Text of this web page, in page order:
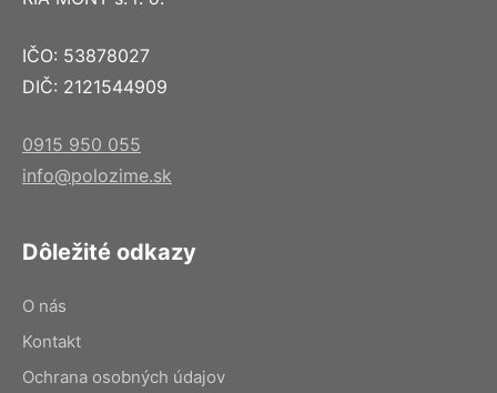
IČO: 53878027
DIČ: 2121544909
0915 950 055
info@polozime.sk
Dôležité odkazy
O nás
Kontakt
Ochrana osobných údajov